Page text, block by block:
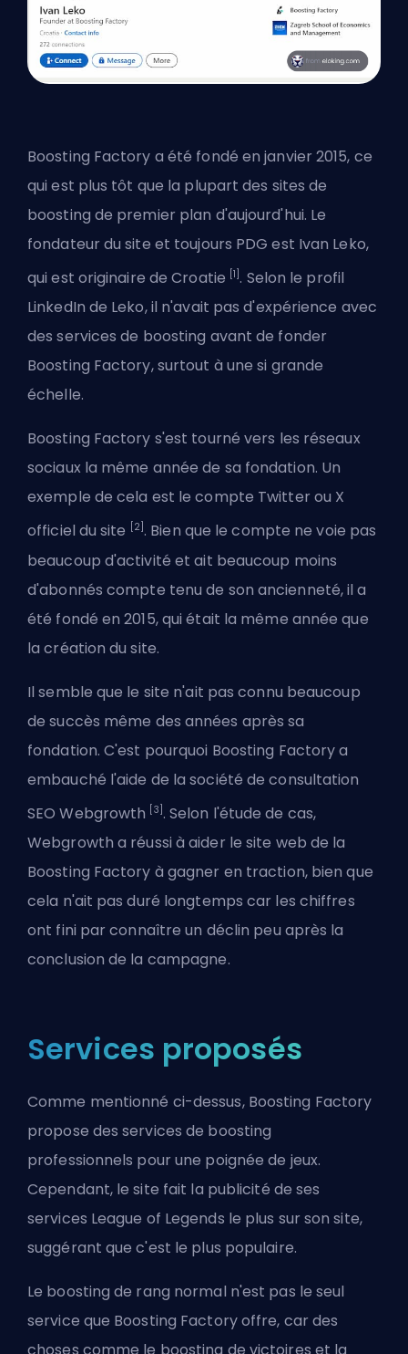
Boosting Factory a été fondé en janvier 2015, ce
qui est plus tôt que la plupart des sites de
boosting de premier plan d'aujourd'hui. Le
fondateur du site et toujours PDG est Ivan Leko,
qui est originaire de Croatie [1] . Selon le profil
LinkedIn de Leko, il n'avait pas d'expérience avec
des services de boosting avant de fonder
Boosting Factory, surtout à une si grande
échelle.
Boosting Factory s'est tourné vers les réseaux
sociaux la même année de sa fondation. Un
exemple de cela est le compte Twitter ou X
officiel du site
[2] . Bien que le compte ne voie pas
beaucoup d'activité et ait beaucoup moins
d'abonnés compte tenu de son ancienneté, il a
été fondé en 2015, qui était la même année que
la création du site.
Il semble que le site n'ait pas connu beaucoup
de succès même des années après sa
fondation. C'est pourquoi Boosting Factory a
embauché l'aide de la société de consultation
SEO Webgrowth
[3] . Selon l'étude de cas,
Webgrowth a réussi à aider le site web de la
Boosting Factory à gagner en traction, bien que
cela n'ait pas duré longtemps car les chiffres
ont fini par connaître un déclin peu après la
conclusion de la campagne.
Services proposés
Comme mentionné ci-dessus, Boosting Factory
propose des services de boosting
professionnels pour une poignée de jeux.
Cependant, le site fait la publicité de ses
services League of Legends le plus sur son site,
suggérant que c'est le plus populaire.
Le boosting de rang normal n'est pas le seul
service que Boosting Factory offre, car des